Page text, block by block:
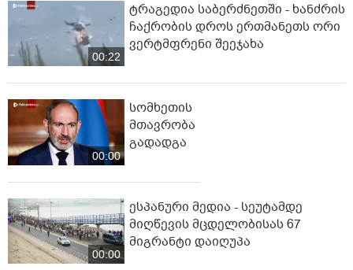
00:22
ტრაგედია საბერძნეთში - ხანძრის
ჩაქრობის დროს ერთმანეთს ორი
ვერტმფრენი შეეჯახა
00:00
სომხეთის
მთავრობა
გადადგა
00:00
ესპანური მედია - სეუტამდე
მიღწევის მცდელობისას 67
მიგრანტი დაიღუპა